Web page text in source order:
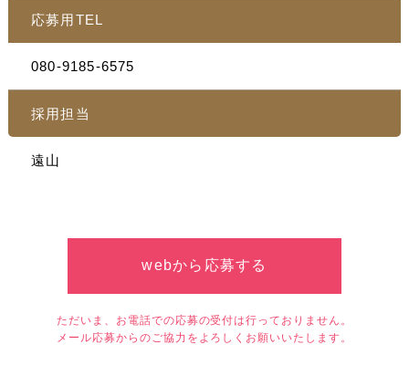
応募用TEL
080-9185-6575
採用担当
遠山
webから応募する
ただいま、お電話での応募の受付は行っておりません。
メール応募からのご協力をよろしくお願いいたします。